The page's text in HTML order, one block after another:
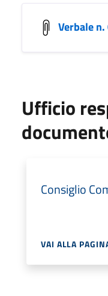
Verbale
Ufficio
Consiglio
VAI ALLA